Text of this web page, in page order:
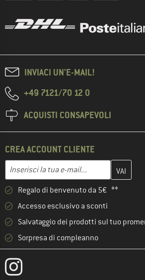
INVIACI UN'E-MAIL!
+49 7121/70 12 0
ACQUISTI CONSAPEVOLI
CREA ACCOUNT CLIENTE
Indirizzo e-mail
Inserisci qui il tuo indirizzo e-mail e
Regalo di benvenuto da 5€ **
Accesso esclusivo a sconti
Salvataggio dei prodotti sul tuo
Sorpresa di compleanno